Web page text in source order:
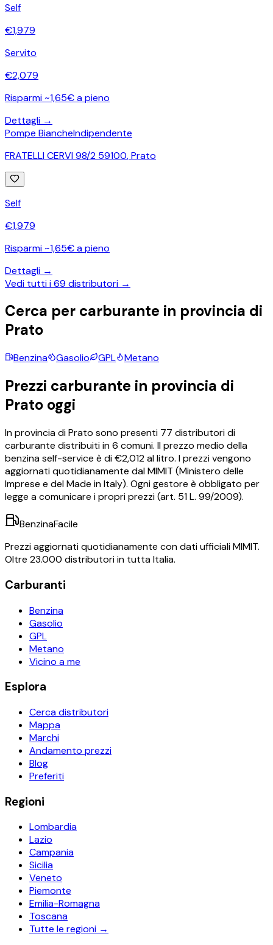
Self
€1,979
Servito
€2,079
Risparmi ~1,65€ a pieno
Dettagli →
Pompe BiancheIndipendente
FRATELLI CERVI 98/2 59100,Prato
Self
€1,979
Risparmi ~1,65€ a pieno
Dettagli →
Vedi tutti i69 distributori →
Cerca per carburante in provincia di
Prato
Benzina Gasolio GPL Metano
Prezzi carburante in provincia di
Prato oggi
In provincia diPrato sono presenti 77 distributori di
carburante distribuiti in6 comuni. Il prezzo medio della
benzina self-service è di €2,012al litro. I prezzi vengono
aggiornati quotidianamente dal MIMIT (Ministero delle
Imprese e del Made in Italy). Ogni gestore è obbligato per
legge a comunicare i propri prezzi (art. 51 L. 99/2009).
BenzinaFacile
Prezzi aggiornati quotidianamente con dati ufficiali MIMIT.
Oltre 23.000 distributori in tutta Italia.
Carburanti
Benzina
Gasolio
GPL
Metano
Vicino a me
Esplora
Cerca distributori
Mappa
Marchi
Andamento prezzi
Blog
Preferiti
Regioni
Lombardia
Lazio
Campania
Sicilia
Veneto
Piemonte
Emilia-Romagna
Toscana
Tutte le regioni →